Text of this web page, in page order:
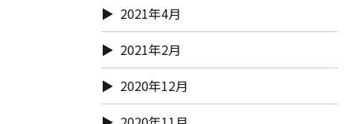
2021年4月
2021年2月
2020年12月